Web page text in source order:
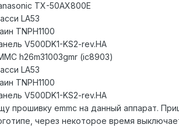
TX-50AX800E
LA53
TNPH1100
V500DK1-KS2-rev.HA
h26m31003gmr (ic8903)
LA53
TNPH1100
V500DK1-KS2-rev.HA
прошивку emmc на данный аппарат.
через некоторое время